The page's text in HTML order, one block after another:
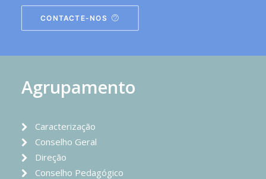
CONTACTE-NOS
Agrupamento
Caracterização
Conselho Geral
Direção
Conselho Pedagógico